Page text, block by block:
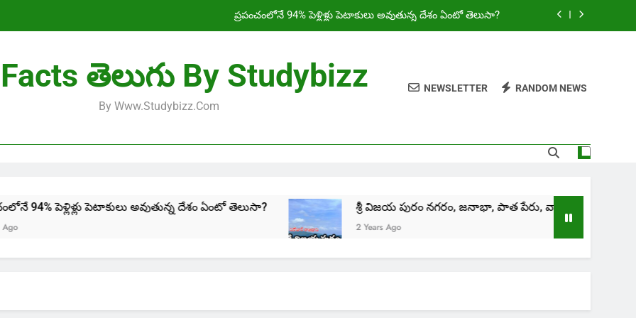
ప్రపంచంలోనే 94% పెళ్లిళ్లు పెటాకులు అవుతున్న దేశం ఏంటో తెలుసా?
HCL Amaravati Phase 2: అమరావతిలో 15 వేల ఐటీ ఉద్యోగాలు
Indus Water Treaty in Telugu – సింధు జలాల ఒప్పందం అంటే ఏమిటి!
HCL Amaravati Phase 2: అమరావతిలో 15 వేల ఐటీ ఉద్యోగాలు
తెలుగు By Studybizz
By Www.studybizz.com
NEWSLETTER RANDOM NEWS
పెళ్లిళ్లు పెటాకులు అవుతున్న దేశం ఏంటో తెలుసా? శ్రీ విజయ పురం నగరం, జనాభా, పాత పేరు, వాతావరణం, భాషలు,
2 Years Ago